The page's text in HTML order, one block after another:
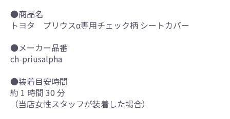
●商品名
トヨタ プリウスα専用チェック柄 シートカバー
●メーカー品番
ch-priusalpha
●装着目安時間
約 1 時間 30 分
（当店女性スタッフが装着した場合）